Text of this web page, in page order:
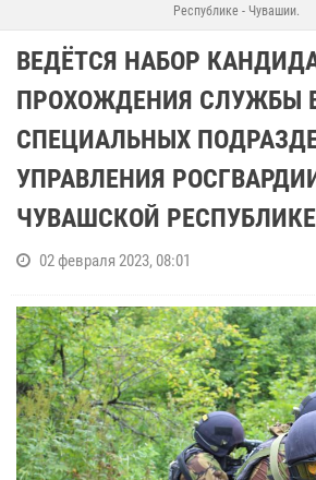
Республике - Чувашии.
ВЕДЁТСЯ НАБОР
ПРОХОЖДЕНИЯ СЛУЖБЫ
СПЕЦИАЛЬНЫХ
УПРАВЛЕНИЯ
ЧУВАШСКОЙ
02 февраля 2023, 08:01